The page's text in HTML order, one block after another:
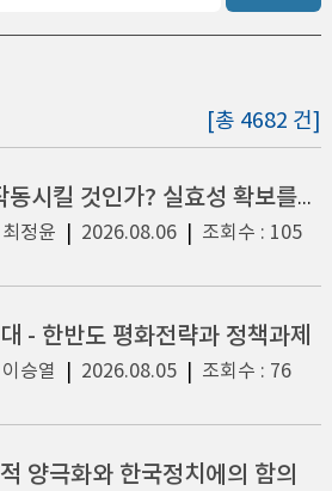
[총 4682 건]
K-스틸법, 어떻게 작동시킬 것인가? 실효성 확보를 위한 후속 과제
최정윤 2026.08.06| 조회수 : 105
- 한반도 평화전략과 정책과제
이승열 2026.08.05| 조회수 : 76
양극화와 한국정치에의 함의